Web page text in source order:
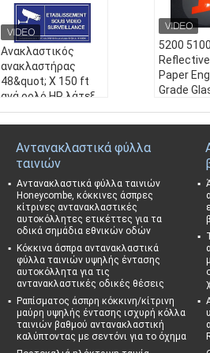
Ανακλαστικός
ανακλαστήρας
48&quot; X 150 ft
ανά ρολό HP λάτεξ
με δυνατότητα
εκτύπωσης,
αντανακλαστικό
φύλλο μηχανικής
από γυάλινες
χάντρες
Όνομα προϊόντος:
Ανακλαστικός ανακ
λαστήρας 48" X 150
ft ανά ρολό HP λάτε
ξ με δυνατότητα εκ
τύπωσης, αντανακλ
αστικ
Εφαρμογή:ανακλα
στική μεμβράνη για
σήματα ασφαλείας
5200 5100
Paper
Grade
Όνομα
5200
e Vinyl
gineer
Beads
ο
στική
σήματα
α x 45.7
Αντανακλαστικά φύλλα
ταινιών
Αντανακλαστικά φύλλα ταινιών
Honeycombe, κόκκινες άσπρες
κίτρινες αντανακλαστικές
αυτοκόλλητες ετικέττες για τα
οδικά σημάδια εθνικών οδών
Κόκκινα άσπρα αντανακλαστικά
φύλλα ταινιών υψηλής έντασης
αυτοκόλλητα για τις
αντανακλαστικές οδικές θέσεις
Ραπίσματος άσπρη κόκκινη/κίτρινη
μαύρη υψηλής έντασης ισχυρή κόλλα
ταινιών βαθμού αντανακλαστική
καλύπτοντας με σεντόνι για το όχημα